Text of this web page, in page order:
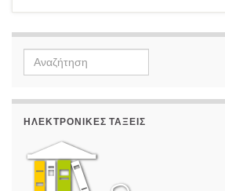
Search
for:
ΗΛΕΚΤΡΟΝΙΚΈΣ ΤΆΞΕΙΣ